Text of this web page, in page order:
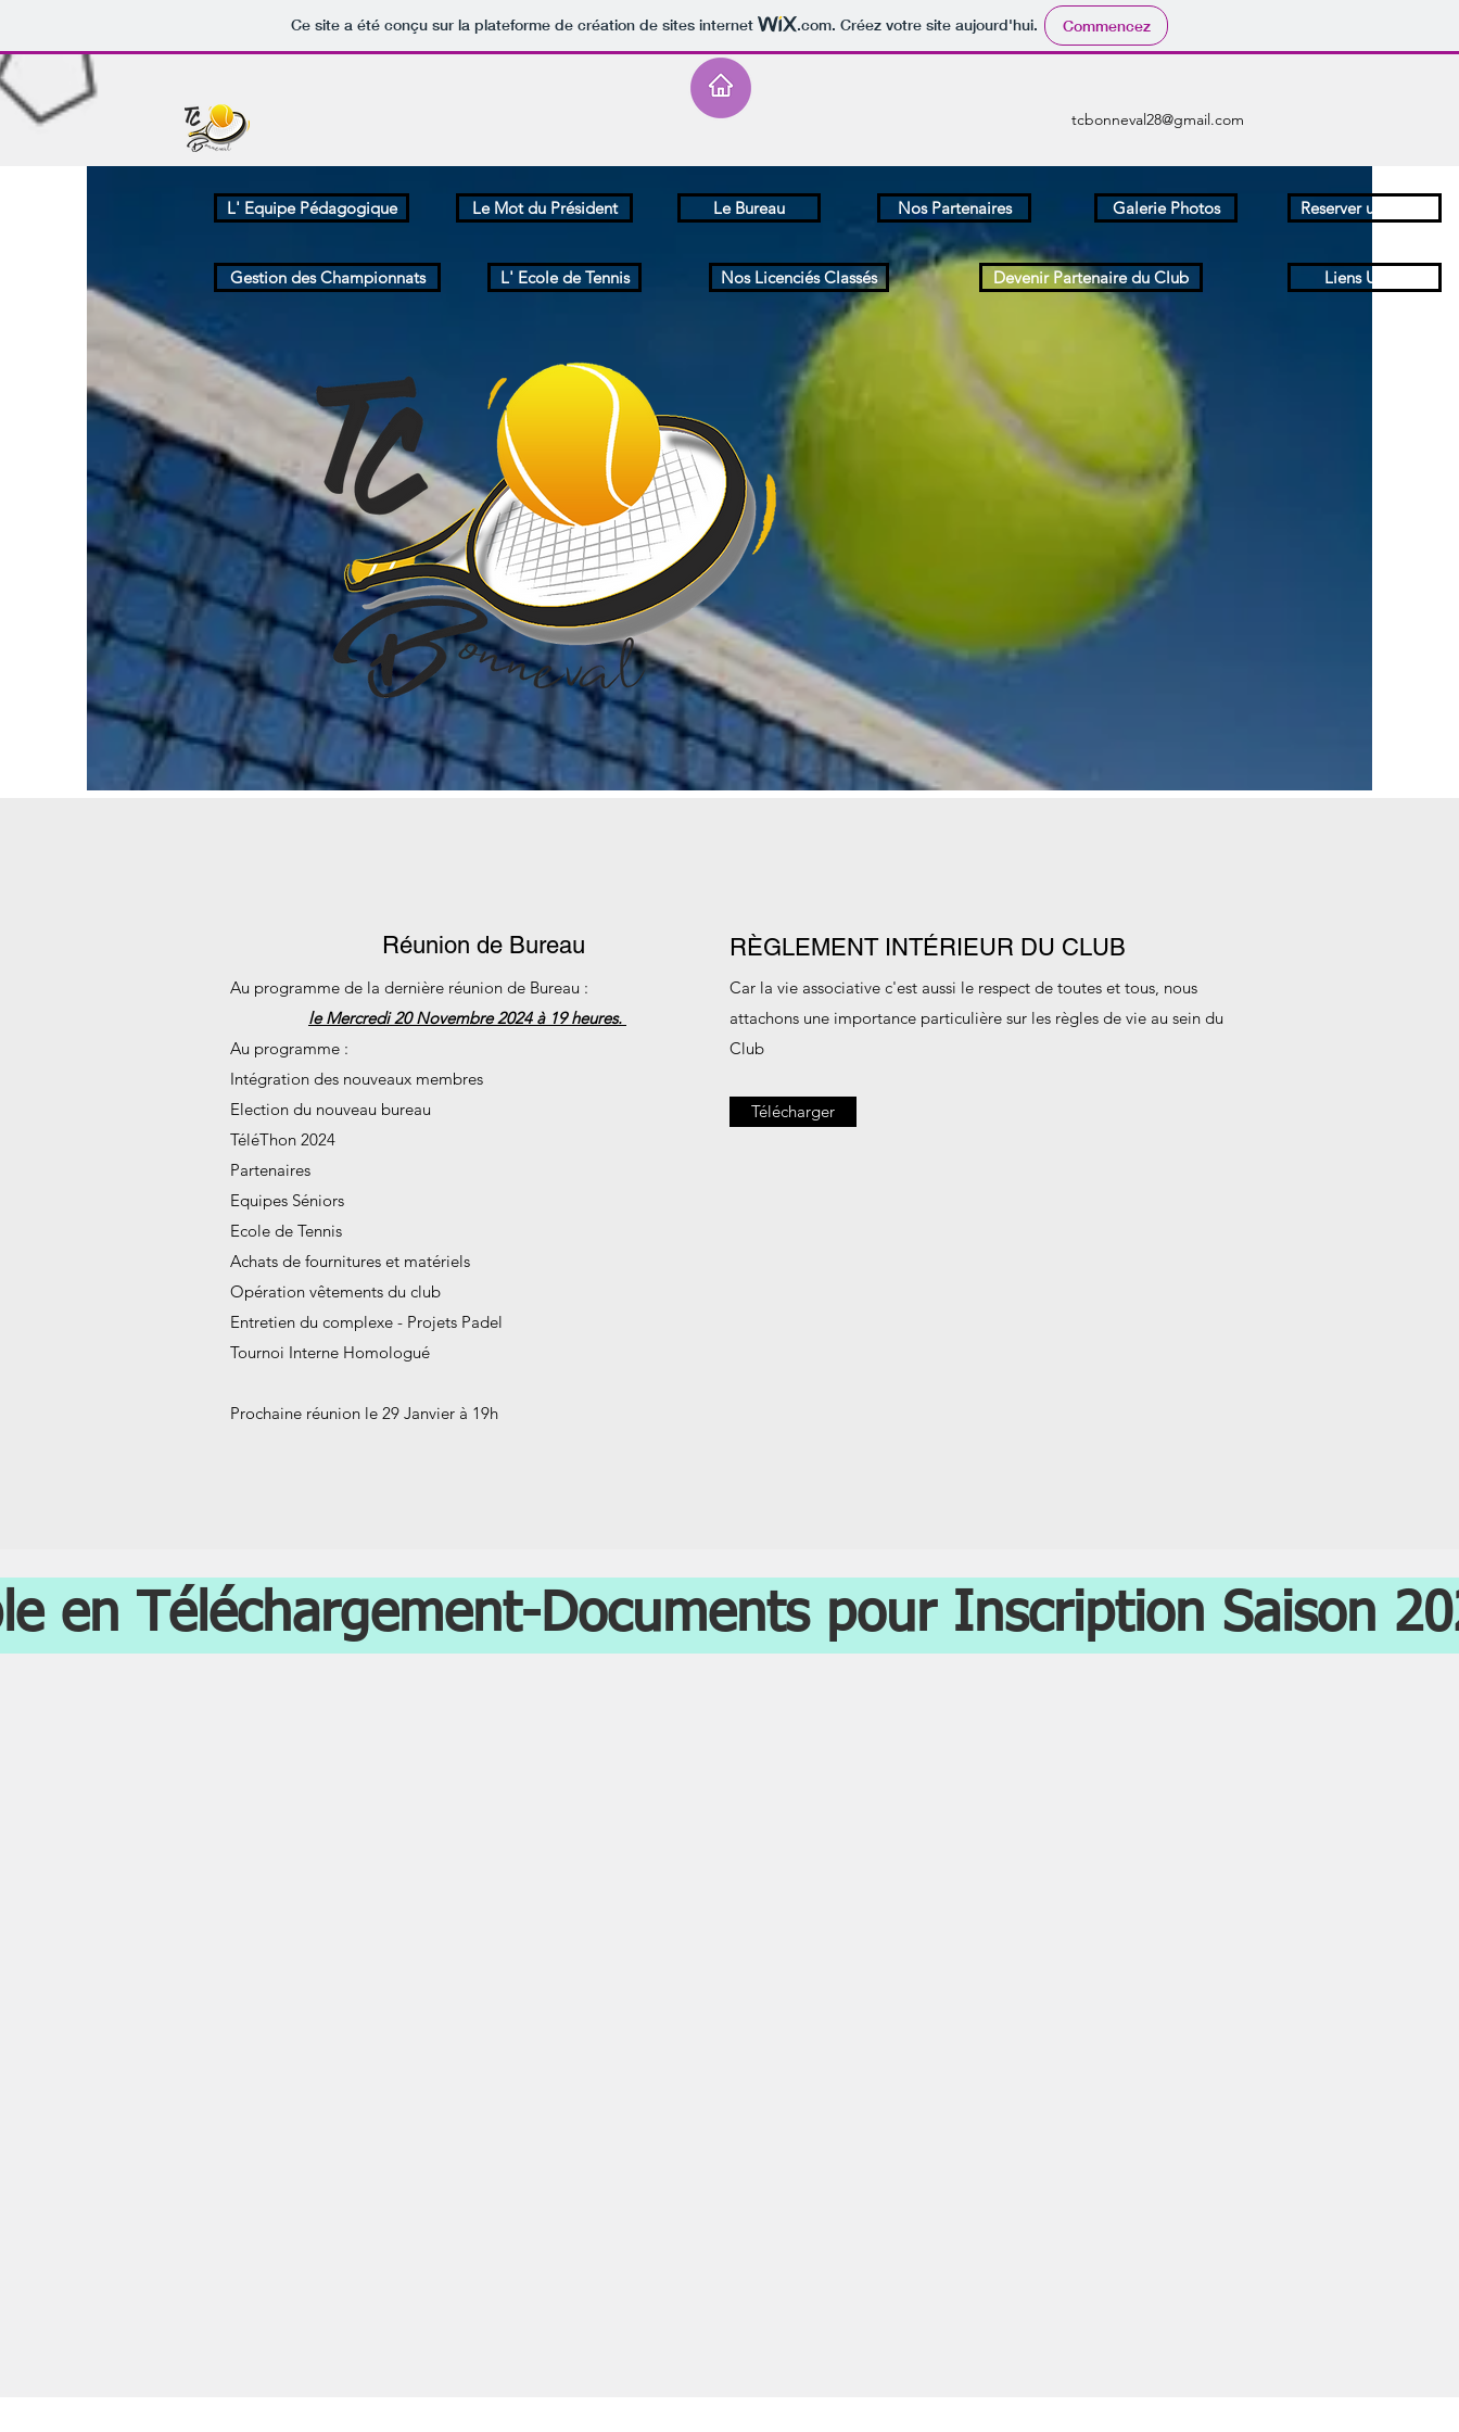
Ce site a été conçu sur la plateforme de création de sites internet .com. Créez votre site aujourd'hui. Commencez
tcbonneval28@gmail.com
L' Equipe Pédagogique
Gestion des Championnats
Le Mot du Président
L' Ecole de Tennis
Le Bureau Nos Partenaires Galerie Photos
Nos Licenciés Classés Devenir Partenaire du Club
Reserver un Court
Liens Utiles
Réunion de Bureau
Au programme de la dernière réunion de Bureau :
le Mercredi 20 Novembre 2024 à 19 heures.
Au programme :
Intégration des nouveaux membres
Election du nouveau bureau
TéléThon 2024
Partenaires
Equipes Séniors
Ecole de Tennis
Achats de fournitures et matériels
Opération vêtements du club
Entretien du complexe - Projets Padel
Tournoi Interne Homologué
Prochaine réunion le 29 Janvier à 19h
RÈGLEMENT INTÉRIEUR DU CLUB
Car la vie associative c'est aussi le respect de toutes et tous, nous
attachons une importance particulière sur les règles de vie au sein du
Club
Télécharger
en Téléchargement-Documents pour Inscription Saison